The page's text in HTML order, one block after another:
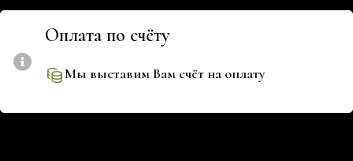
Оплата по счёту
Мы выставим Вам счёт на оплату